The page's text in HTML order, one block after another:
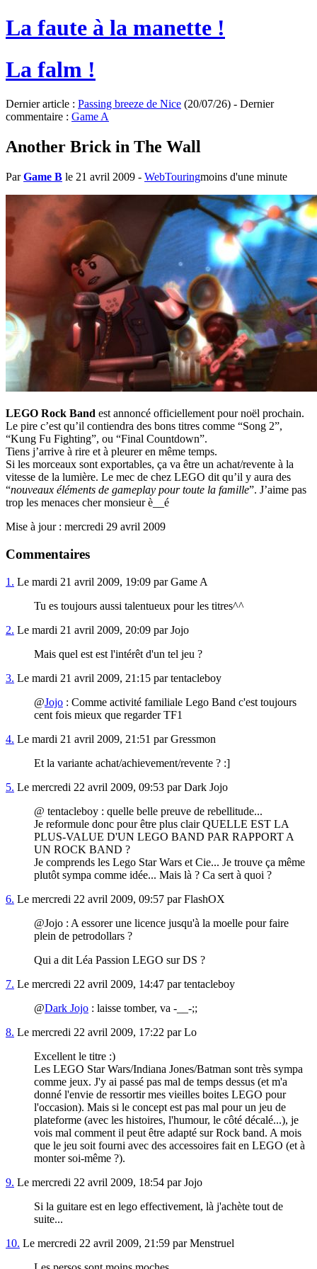
La faute à la manette !
La falm !
Dernier article : Passing breeze de Nice (20/07/26) - Dernier
commentaire : Game A
Another Brick in The Wall
ParGame B le 21 avril 2009 - WebTouringmoins d'une minute
LEGO Rock Band est annoncé officiellement pour noël prochain.
Le pire c’est qu’il contiendra des bons titres comme “Song 2”,
“Kung Fu Fighting”, ou “Final Countdown”.
Tiens j’arrive à rire et à pleurer en même temps.
Si les morceaux sont exportables, ça va être un achat/revente à la
vitesse de la lumière. Le mec de chez LEGO dit qu’il y aura des
“nouveaux éléments de gameplay pour toute la famille”. J’aime pas
trop les menaces cher monsieur è__é
Mise à jour : mercredi 29 avril 2009
Commentaires
1. Le mardi 21 avril 2009, 19:09 par Game A
Tu es toujours aussi talentueux pour les titres^^
2. Le mardi 21 avril 2009, 20:09 par Jojo
Mais quel est est l'intérêt d'un tel jeu ?
3. Le mardi 21 avril 2009, 21:15 par tentacleboy
@Jojo : Comme activité familiale Lego Band c'est toujours
cent fois mieux que regarder TF1
4. Le mardi 21 avril 2009, 21:51 par Gressmon
Et la variante achat/achievement/revente ? :]
5. Le mercredi 22 avril 2009, 09:53 par Dark Jojo
@ tentacleboy : quelle belle preuve de rebellitude...
Je reformule donc pour être plus clair QUELLE EST LA
PLUS-VALUE D'UN LEGO BAND PAR RAPPORT A
UN ROCK BAND ?
Je comprends les Lego Star Wars et Cie... Je trouve ça même
plutôt sympa comme idée... Mais là ? Ca sert à quoi ?
6. Le mercredi 22 avril 2009, 09:57 par FlashOX
@Jojo : A essorer une licence jusqu'à la moelle pour faire
plein de petrodollars ?
Qui a dit Léa Passion LEGO sur DS ?
7. Le mercredi 22 avril 2009, 14:47 par tentacleboy
@Dark Jojo : laisse tomber, va -__-;;
8. Le mercredi 22 avril 2009, 17:22 par Lo
Excellent le titre :)
Les LEGO Star Wars/Indiana Jones/Batman sont très sympa
comme jeux. J'y ai passé pas mal de temps dessus (et m'a
donné l'envie de ressortir mes vieilles boites LEGO pour
l'occasion). Mais si le concept est pas mal pour un jeu de
plateforme (avec les histoires, l'humour, le côté décalé...), je
vois mal comment il peut être adapté sur Rock band. A mois
que le jeu soit fourni avec des accessoires fait en LEGO (et à
monter soi-même ?).
9. Le mercredi 22 avril 2009, 18:54 par Jojo
Si la guitare est en lego effectivement, là j'achète tout de
suite...
10. Le mercredi 22 avril 2009, 21:59 par Menstruel